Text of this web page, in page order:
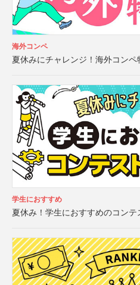
海外コンペ
夏休みにチャレンジ！海外コンペ
学生におすすめ
夏休み！学生におすすめのコンテ